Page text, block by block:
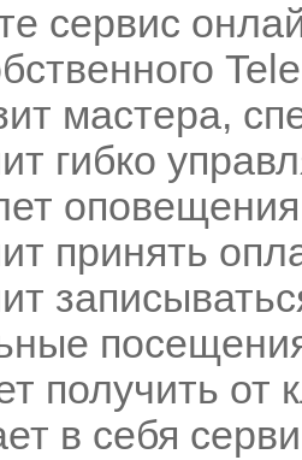
сервис
мастера,
гибко
оповещения
принять
получить от
в себя